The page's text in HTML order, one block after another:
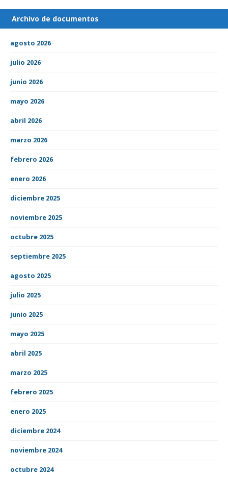
Archivo de documentos
agosto 2026
julio 2026
junio 2026
mayo 2026
abril 2026
marzo 2026
febrero 2026
enero 2026
diciembre 2025
noviembre 2025
octubre 2025
septiembre 2025
agosto 2025
julio 2025
junio 2025
mayo 2025
abril 2025
marzo 2025
febrero 2025
enero 2025
diciembre 2024
noviembre 2024
octubre 2024